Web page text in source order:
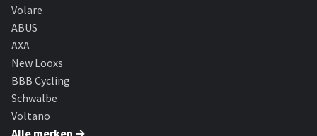
Volare
ABUS
AXA
New Looxs
BBB Cycling
Schwalbe
Voltano
Alle merken →